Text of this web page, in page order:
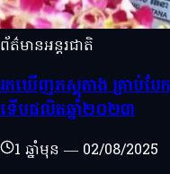
ព័ត៌មានអន្តរជាតិ
រកឃេីញភស្តុតាង គ្រាប់ប
ទើបផលិតឆ្នាំ២០២៣
1 ឆ្នាំមុន — 02/08/2025